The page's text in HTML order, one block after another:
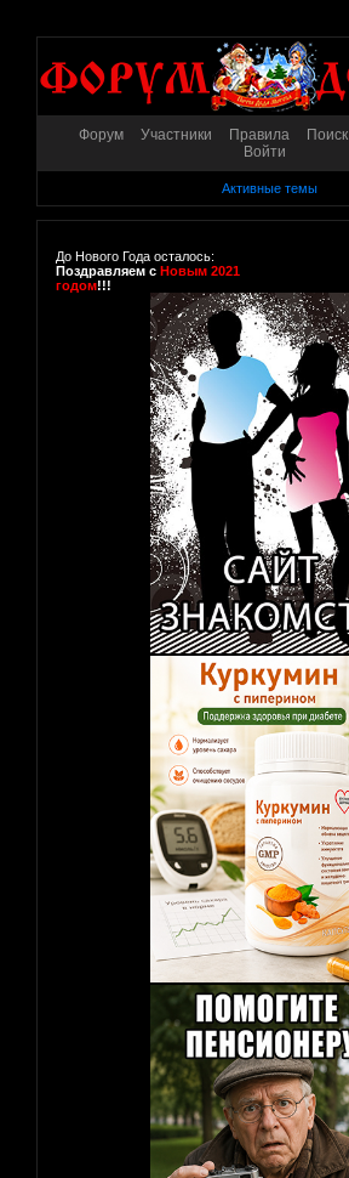
Форум Участники Правила Поиск
Войти
Активные темы
До Нового Года осталось:
Поздравляем с Новым 2021
годом!!!